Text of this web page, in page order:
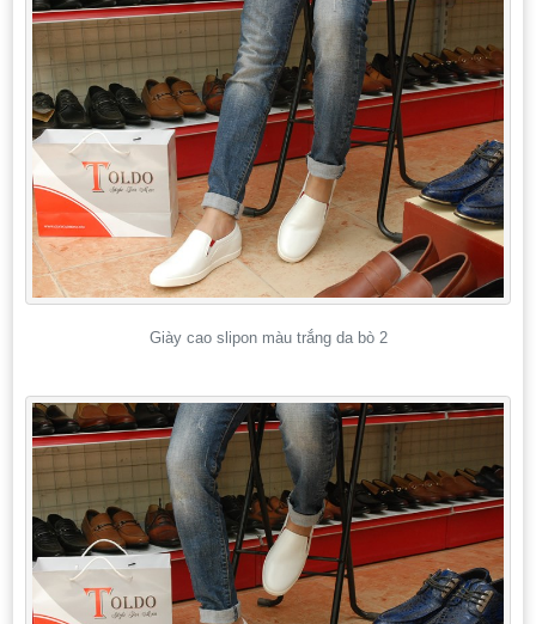
Giày cao slipon màu trắng da bò 2